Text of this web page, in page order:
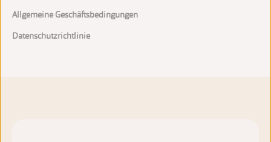
Allgemeine Geschäftsbedingungen
Datenschutzrichtlinie